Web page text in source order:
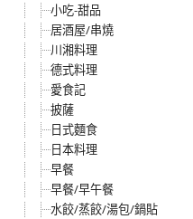
小吃-甜品
居酒屋/串燒
川湘料理
德式料理
愛食記
披薩
日式麵食
日本料理
早餐
早餐/早午餐
水餃/蒸餃/湯包/鍋貼